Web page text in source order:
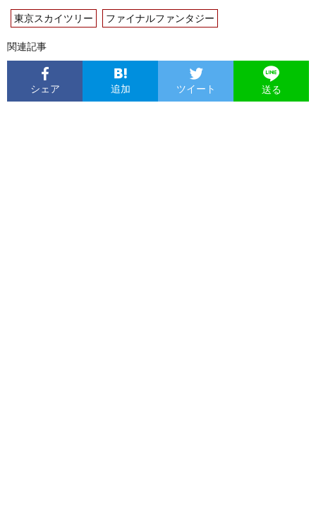
東京スカイツリー ファイナルファンタジー
関連記事
シェア 追加 ツイート 送る